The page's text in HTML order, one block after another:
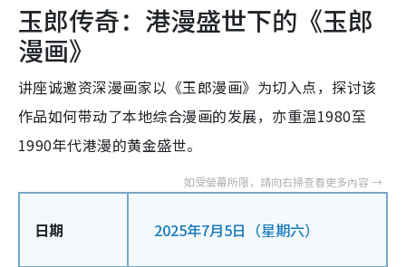
玉郎传奇：港漫盛世下的《玉郎
漫画》
讲座诚邀资深漫画家以《玉郎漫画》为切入点，探讨该
作品如何带动了本地综合漫画的发展，亦重温1980至
1990年代港漫的黄金盛世。
日期 2025年7月5日（星期六）